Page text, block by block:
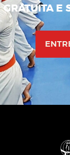
GRATUITA E